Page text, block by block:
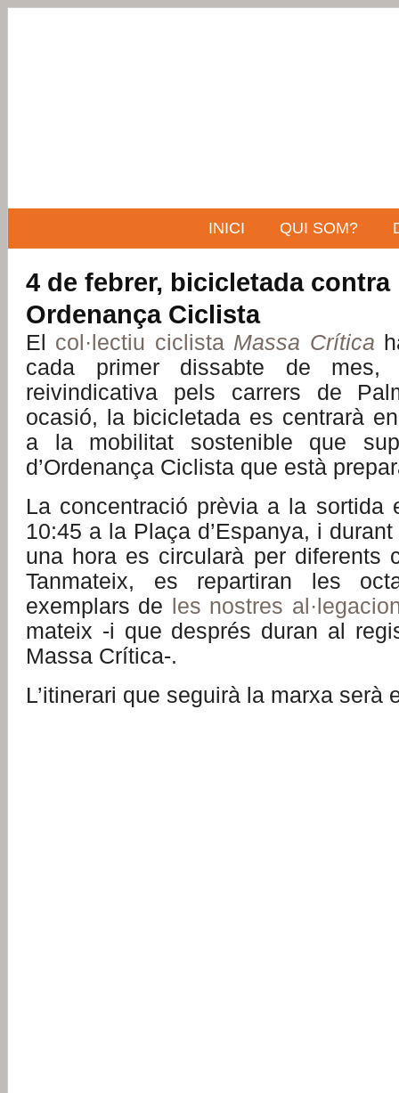
INICI QUI SOM?
4 de febrer, bicicletada contra
Ordenança Ciclista
El col·lectiu ciclista Massa Crítica
cada primer dissabte de mes,
reivindicativa pels carrers de
ocasió, la bicicletada es centrarà
a la mobilitat sostenible que
d’Ordenança Ciclista que està
La concentració prèvia a la sortida
10:45 a la Plaça d’Espanya, i
una hora es circularà per diferents
Tanmateix, es repartiran les
exemplars de
les nostres
mateix -i que després duran al
Massa Crítica-.
L’itinerari que seguirà la marxa serà